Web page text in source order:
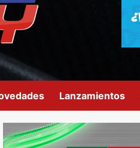
Lanzamientos